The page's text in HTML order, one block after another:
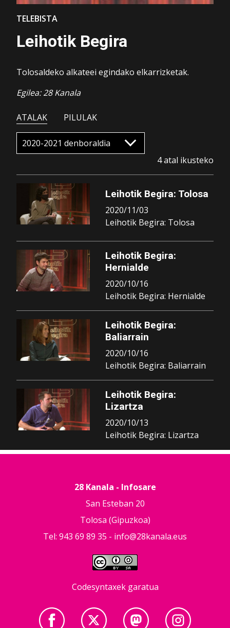
TELEBISTA
Leihotik Begira
Tolosaldeko alkateei egindako elkarrizketak.
Egilea: 28 Kanala
ATALAK PILULAK
4 atal ikusteko
Leihotik Begira: Tolosa
2020/11/03
Leihotik Begira: Tolosa
Leihotik Begira:
Hernialde
2020/10/16
Leihotik Begira: Hernialde
Leihotik Begira:
Baliarrain
2020/10/16
Leihotik Begira: Baliarrain
Leihotik Begira:
Lizartza
2020/10/13
Leihotik Begira: Lizartza
28 Kanala - Infosare
San Esteban 20
Tolosa (Gipuzkoa)
Tel: 943 69 89 35 - info@28kanala.eus
Codesyntaxek garatua